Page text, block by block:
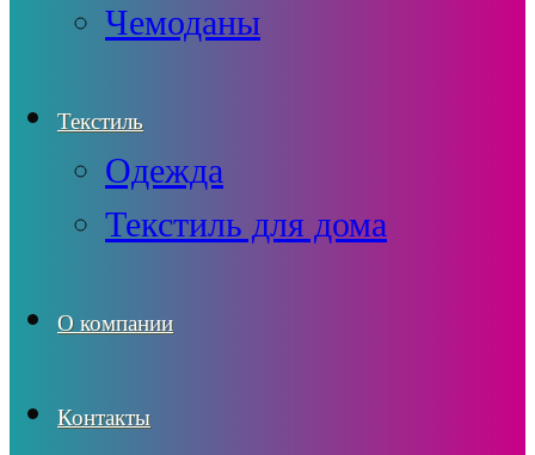
Чемоданы
Текстиль
Одежда
Текстиль для дома
О компании
Контакты